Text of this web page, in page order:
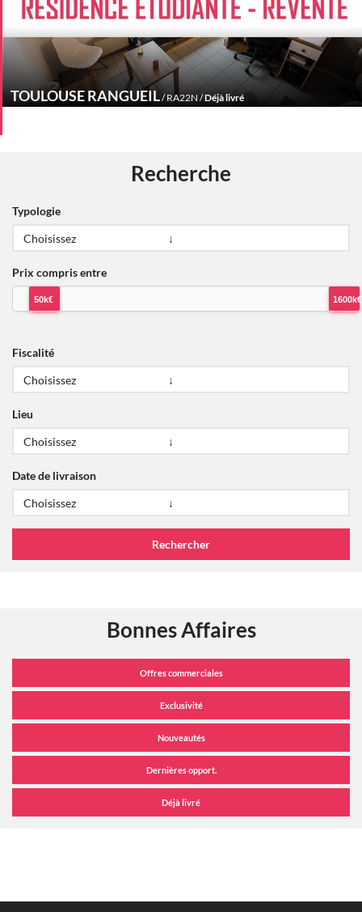
TOULOUSE RANGUEIL/ RA22N /Déjà livré
Recherche
Typologie
Prix compris entre
50k€ 1600k€
Fiscalité
Lieu
Date de livraison
Bonnes Affaires